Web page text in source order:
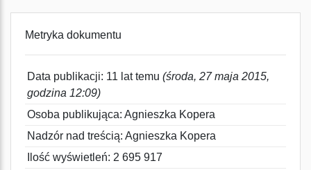
Metryka dokumentu
Data publikacji: 11 lat temu (środa, 27 maja 2015,
godzina 12:09)
Osoba publikująca: Agnieszka Kopera
Nadzór nad treścią: Agnieszka Kopera
Ilość wyświetleń: 2 695 917